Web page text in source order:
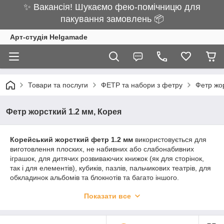
✨ Вакансія! Шукаємо фею-помічницю для
пакування замовлень 📦
Арт-студія Helgamade
Товари та послуги ФЕТР та набори з фетру Фетр
Фетр жорсткий 1.2 мм, Корея
Корейський жорсткий фетр 1.2 мм використовується для
виготовлення плоских, не набивних або слабонабивних
іграшок, для дитячих розвиваючих книжок (як для сторінок,
так і для елементів), кубиків, пазлів, пальчикових театрів, для
обкладинок альбомів та блокнотів та багато іншого.
види жорсткого фетру, тому він рекомендується для
Показати все